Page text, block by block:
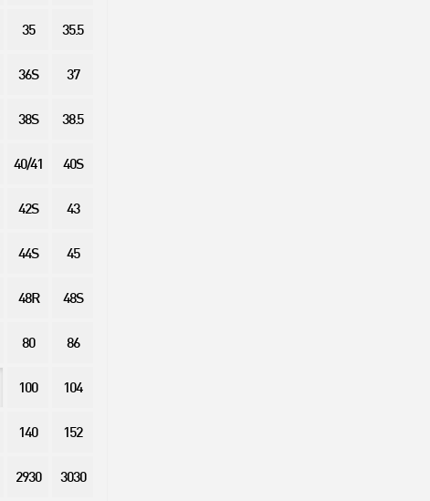
35 35.5
36S 37
38S 38.5
40/41 40S
42S 43
44S 45
48R 48S
80 86
100 104
140 152
2930 3030